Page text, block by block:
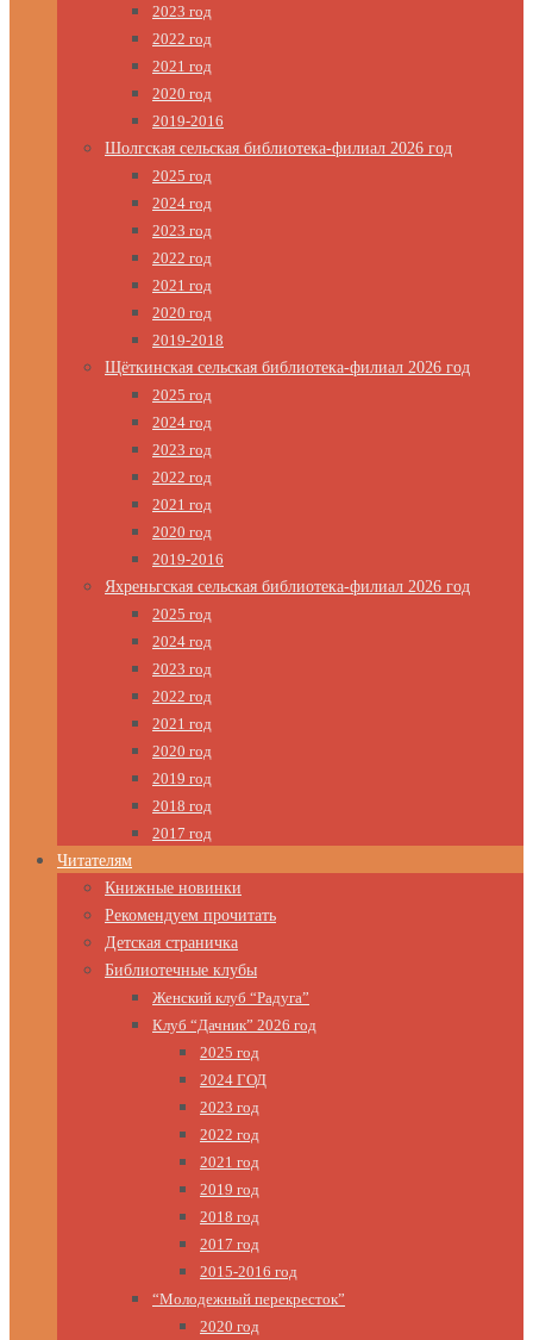
2023 год
2022 год
2021 год
2020 год
2019-2016
Шолгская сельская библиотека-филиал 2026 год
2025 год
2024 год
2023 год
2022 год
2021 год
2020 год
2019-2018
Щёткинская сельская библиотека-филиал 2026 год
2025 год
2024 год
2023 год
2022 год
2021 год
2020 год
2019-2016
Яхреньгская сельская библиотека-филиал 2026 год
2025 год
2024 год
2023 год
2022 год
2021 год
2020 год
2019 год
2018 год
2017 год
Читателям
Книжные новинки
Рекомендуем прочитать
Детская страничка
Библиотечные клубы
Женский клуб “Радуга”
Клуб “Дачник” 2026 год
2025 год
2024 ГОД
2023 год
2022 год
2021 год
2019 год
2018 год
2017 год
2015-2016 год
“Молодежный перекресток”
2020 год